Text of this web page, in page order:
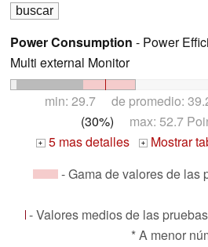
Power Consumption - Power
Multi external Monitor
min: 29.7 de promedio:
(30%) max: 52.7
+ 5 mas detalles +
Mostrar
- Gama de valores de las
- Valores medios de las
* A menor